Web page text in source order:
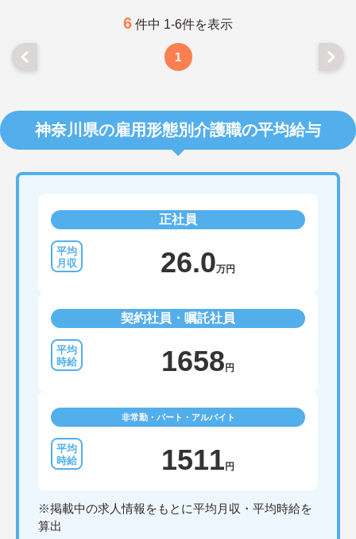
6 件中 1-6件を表示
1
神奈川県の雇用形態別介護職の平均給与
正社員
26.0万円
契約社員・嘱託社員
1658 円
非常勤・パート・アルバイト
1511 円
※掲載中の求人情報をもとに平均月収・平均時給を
算出